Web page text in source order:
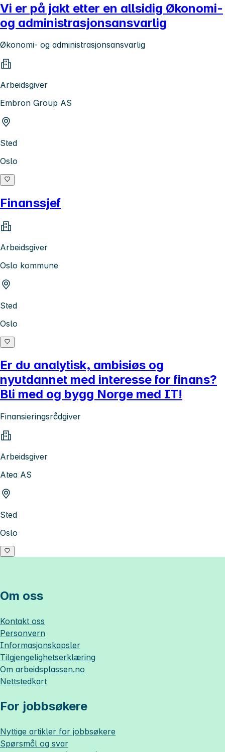
Vi er på jakt etter en allsidig Økonomi-
og administrasjonsansvarlig
Økonomi- og administrasjonsansvarlig
Arbeidsgiver
Embron Group AS
Sted
Oslo
Finanssjef
Arbeidsgiver
Oslo kommune
Sted
Oslo
Er du analytisk, ambisiøs og
nyutdannet med interesse for finans?
Bli med og bygg Norge med IT!
Finansieringsrådgiver
Arbeidsgiver
Atea AS
Sted
Oslo
Om oss
Kontakt oss
Personvern
Informasjonskapsler
Tilgjengelighetserklæring
Om arbeidsplassen.no
Nettstedkart
For jobbsøkere
Nyttige artikler for jobbsøkere
Spørsmål og svar